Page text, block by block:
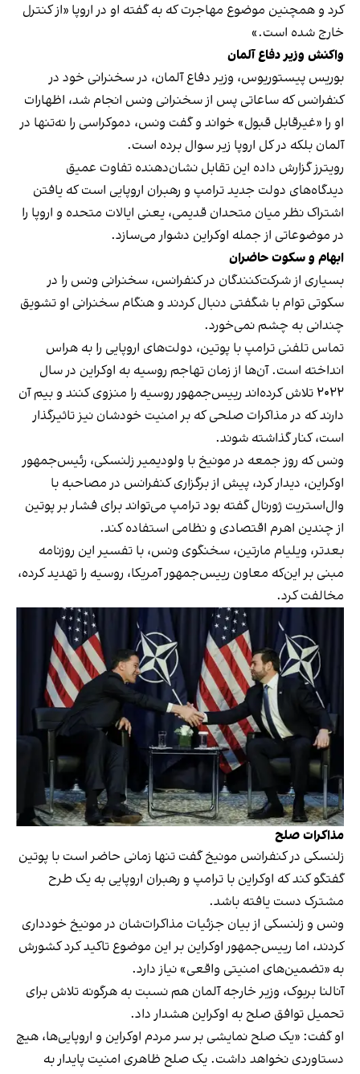
کرد و همچنین موضوع مهاجرت که به گفته او در اروپا «از کنترل
خارج شده است.»
واکنش وزیر دفاع آلمان
بوریس پیستوریوس، وزیر دفاع آلمان، در سخنرانی خود در
کنفرانس که ساعاتی پس از سخنرانی ونس انجام شد، اظهارات
او را «غیرقابل قبول» خواند و گفت ونس، دموکراسی را نه‌تنها در
آلمان بلکه در کل اروپا زیر سوال برده است.
رویترز گزارش داده این تقابل نشان‌دهنده تفاوت عمیق
دیدگاه‌های دولت جدید ترامپ و رهبران اروپایی است که یافتن
اشتراک نظر میان متحدان قدیمی، یعنی ایالات متحده و اروپا را
در موضوعاتی از جمله اوکراین دشوار می‌سازد.
ابهام و سکوت حاضران
بسیاری از شرکت‌کنندگان در کنفرانس، سخنرانی ونس را در
سکوتی توام با شگفتی دنبال کردند و هنگام سخنرانی او تشویق
چندانی به چشم نمی‌خورد.
تماس تلفنی ترامپ با پوتین، دولت‌های اروپایی را به هراس
انداخته است. آن‌ها از زمان تهاجم روسیه به اوکراین در سال
۲۰۲۲ تلاش کرده‌اند رییس‌جمهور روسیه را منزوی کنند و بیم آن
دارند که در مذاکرات صلحی که بر امنیت خودشان نیز تاثیرگذار
است، کنار گذاشته شوند.
ونس که روز جمعه در مونیخ با ولودیمیر زلنسکی، رئیس‌جمهور
اوکراین، دیدار کرد، پیش از برگزاری کنفرانس در مصاحبه با
وال‌استریت ژورنال گفته بود ترامپ می‌تواند برای فشار بر پوتین
از چندین اهرم اقتصادی و نظامی استفاده کند.
بعدتر، ویلیام مارتین، سخنگوی ونس، با تفسیر این روزنامه
مبنی بر این‌که معاون رییس‌جمهور آمریکا، روسیه را تهدید کرده،
مخالفت کرد.
مذاکرات صلح
زلنسکی در کنفرانس مونیخ گفت تنها زمانی حاضر است با پوتین
گفتگو کند که اوکراین با ترامپ و رهبران اروپایی به یک طرح
مشترک دست یافته باشد.
ونس و زلنسکی از بیان جزئیات مذاکرات‌شان در مونیخ خودداری
کردند، اما رییس‌جمهور اوکراین بر این موضوع تاکید کرد کشورش
به «تضمین‌های امنیتی واقعی» نیاز دارد.
آنالنا بربوک، وزیر خارجه آلمان هم نسبت به هرگونه تلاش برای
تحمیل توافق صلح به اوکراین هشدار داد.
او گفت: «یک صلح نمایشی بر سر مردم اوکراین و اروپایی‌ها، هیچ
دستاوردی نخواهد داشت. یک صلح ظاهری امنیت پایدار به